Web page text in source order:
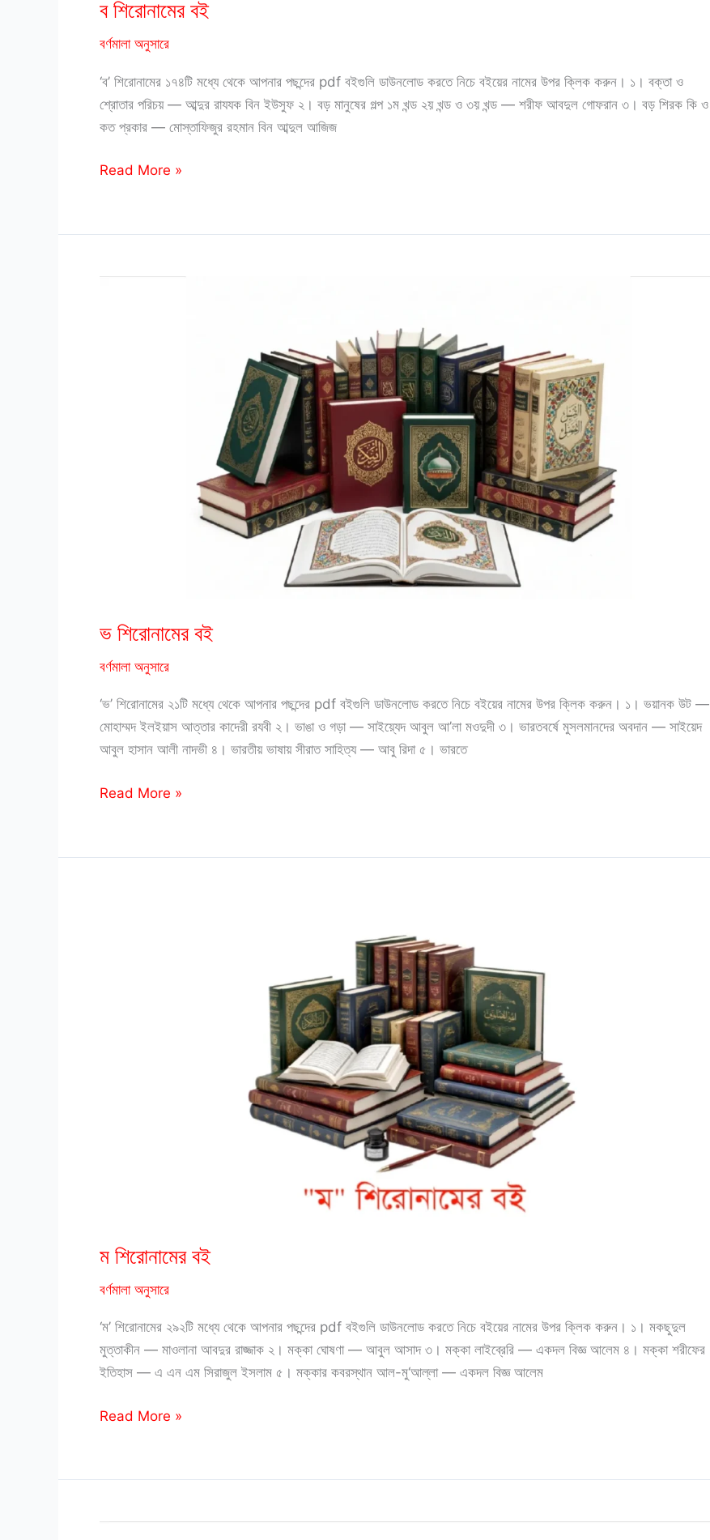
ব শিরোনামের বই
বর্ণমালা অনুসারে
‘ব’ শিরোনামের ১৭৪টি মধ্যে থেকে আপনার পছন্দের pdf বইগুলি ডাউনলোড করতে নিচে বইয়ের নামের উপর ক্লিক করুন। ১। বক্তা ও
শ্রোতার পরিচয় — আব্দুর রাযযক বিন ইউসুফ ২। বড় মানুষের গল্প ১ম খন্ড ২য় খন্ড ও ৩য় খন্ড — শরীফ আবদুল গোফরান ৩। বড় শিরক কি ও
কত প্রকার — মোস্তাফিজুর রহমান বিন আব্দুল আজিজ
ব
Read More »
ভ শিরোনামের বই
বর্ণমালা অনুসারে
‘ভ’ শিরোনামের ২১টি মধ্যে থেকে আপনার পছন্দের pdf বইগুলি ডাউনলোড করতে নিচে বইয়ের নামের উপর ক্লিক করুন। ১। ভয়ানক উট —
মোহাম্মদ ইলইয়াস আত্তার কাদেরী রযবী ২। ভাঙা ও গড়া — সাইয়্যেদ আবুল আ’লা মওদুদী ৩। ভারতবর্ষে মুসলমানদের অবদান — সাইয়েদ
আবুল হাসান আলী নাদভী ৪। ভারতীয় ভাষায় সীরাত সাহিত্য — আবু রিদা ৫। ভারতে
ভ
Read More »
ম শিরোনামের বই
বর্ণমালা অনুসারে
‘ম’ শিরোনামের ২৯২টি মধ্যে থেকে আপনার পছন্দের pdf বইগুলি ডাউনলোড করতে নিচে বইয়ের নামের উপর ক্লিক করুন। ১। মকছুদুল
মুত্তাকীন — মাওলানা আবদুর রাজ্জাক ২। মক্কা ঘোষণা — আবুল আসাদ ৩। মক্কা লাইব্রেরি — একদল বিজ্ঞ আলেম ৪। মক্কা শরীফের
ইতিহাস — এ এন এম সিরাজুল ইসলাম ৫। মক্কার কবরস্থান আল-মু‘আল্লা — একদল বিজ্ঞ আলেম
ম
Read More »